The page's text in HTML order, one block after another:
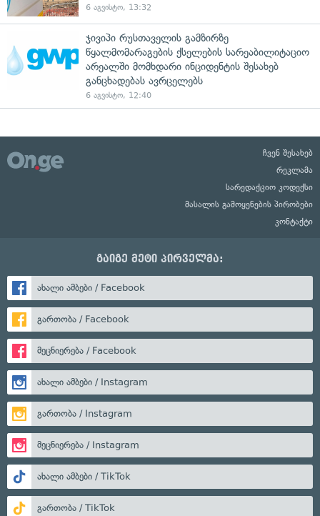
6 აგვისტო, 13:32
ჯივიპი რუსთაველის გამზირზე
წყალმომარაგების ქსელების სარეაბილიტაციო
არეალში მომხდარი ინციდენტის შესახებ
განცხადებას ავრცელებს
6 აგვისტო, 12:40
ჩვენ შესახებ
რეკლამა
სარედაქციო კოდექსი
მასალის გამოყენების პირობები
კონტაქტი
გაიგე მეტი პირველმა:
ახალი ამბები / Facebook
გართობა / Facebook
მეცნიერება / Facebook
ახალი ამბები / Instagram
გართობა / Instagram
მეცნიერება / Instagram
ახალი ამბები / TikTok
გართობა / TikTok